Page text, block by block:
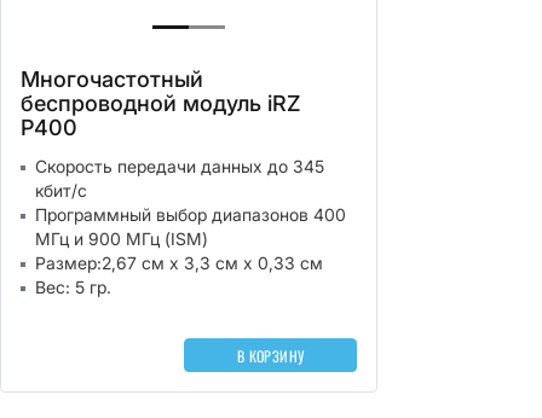
Многочастотный
беспроводной модуль iRZ
P400
Скорость передачи данных до 345
кбит/с
Программный выбор диапазонов 400
МГц и 900 МГц (ISM)
Размер:2,67 см х 3,3 см х 0,33 см
Вес: 5 гр.
В КОРЗИНУ